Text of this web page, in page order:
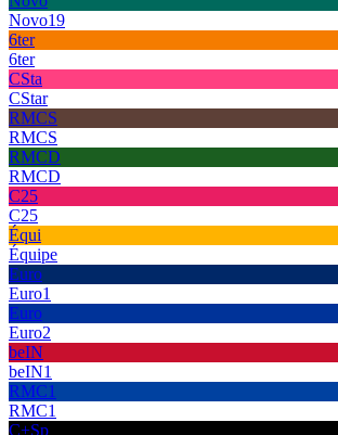
Novo19
6ter
6ter
CSta
CStar
RMCS
RMCS
RMCD
RMCD
C25
C25
Équi
Équipe
Euro
Euro1
Euro
Euro2
beIN
beIN1
RMC1
RMC1
C+Sp